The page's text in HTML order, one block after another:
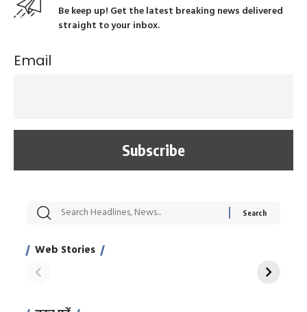
Be keep up! Get the latest breaking news delivered
straight to your inbox.
Email
Web Stories
सट्टेबाजी में अरेस्ट हुए
साहिल खान
रोज एक कच्चे लहसुन